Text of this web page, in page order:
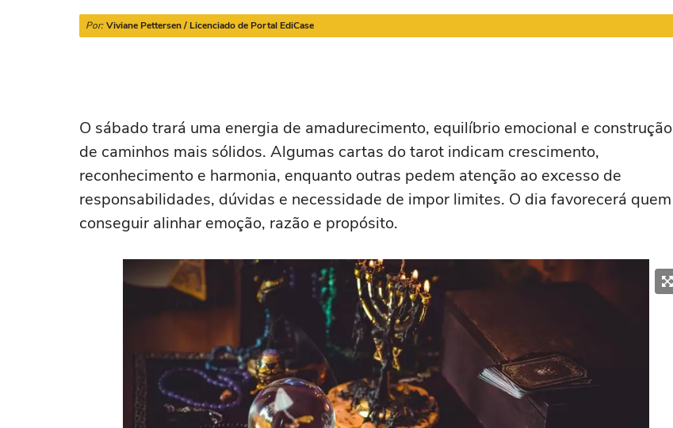
Por: Viviane Pettersen / Licenciado de Portal EdiCase
O sábado trará uma energia de amadurecimento, equilíbrio emocional e construção
de caminhos mais sólidos. Algumas cartas do tarot indicam crescimento,
reconhecimento e harmonia, enquanto outras pedem atenção ao excesso de
responsabilidades, dúvidas e necessidade de impor limites. O dia favorecerá quem
conseguir alinhar emoção, razão e propósito.